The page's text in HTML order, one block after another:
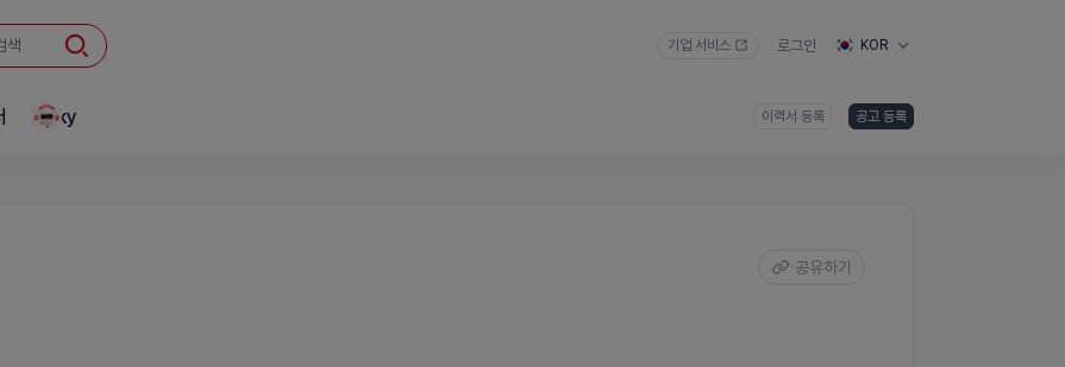
기업 서비스 로그인 KOR
Linky 이력서 등록 공고 등록
공유하기